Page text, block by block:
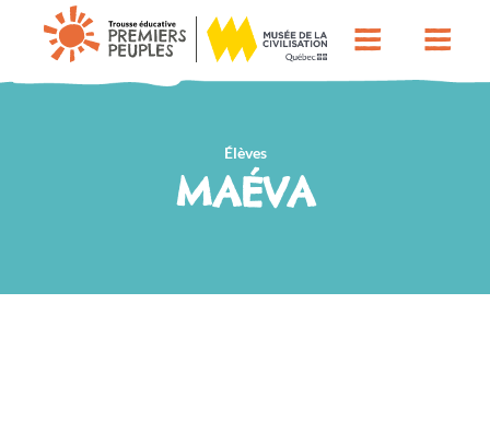
Élèves
MAÉVA